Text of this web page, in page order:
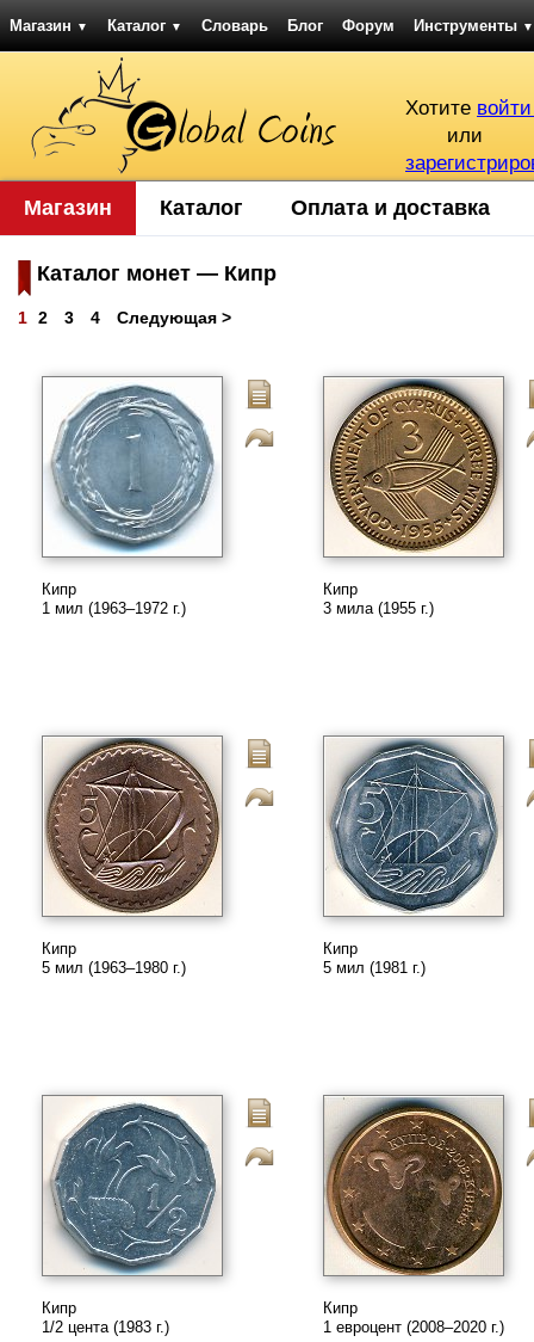
Магазин ▼ Каталог ▼ Словарь Блог Форум Инструменты ▼
Хотите
или
Магазин Каталог Оплата и доставка
Каталог монет — Кипр
1 2 3 4 Следующая >
Кипр
1 мил (1963–1972 г.)
Кипр
3 мила (1955 г.)
Кипр
5 мил (1963–1980 г.)
Кипр
5 мил (1981 г.)
Кипр
1/2 цента (1983 г.)
Кипр
1 евроцент (2008–2020 г.)